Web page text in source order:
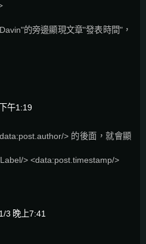
的旁邊顯現文章"發表時間"，
午1:19
> 的後面，就會顯
> <data:post.timestamp/>
3 晚上7:41